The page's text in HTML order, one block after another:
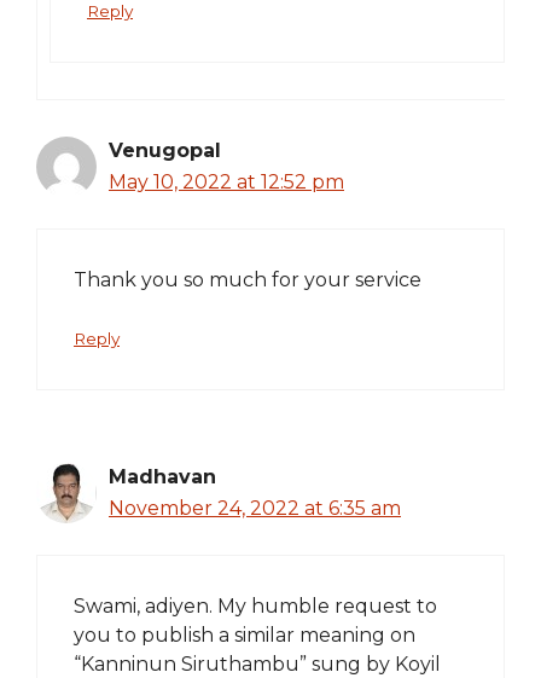
Reply
Venugopal
May 10, 2022 at 12:52 pm
Thank you so much for your service
Reply
Madhavan
November 24, 2022 at 6:35 am
Swami, adiyen. My humble request to
you to publish a similar meaning on
“Kanninun Siruthambu” sung by Koyil